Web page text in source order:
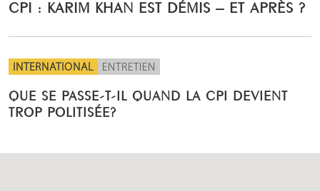
CPI : KARIM KHAN EST DÉMIS – ET APRÈS ?
INTERNATIONAL ENTRETIEN
QUE SE PASSE-T-IL QUAND LA CPI DEVIENT
TROP POLITISÉE?